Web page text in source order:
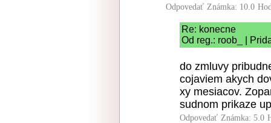
Odpovedať Známka: 10.0
Re: konecne
Od reg.: roob_ |
do zmluvy
cojaviem akych
xy mesiacov.
sudnom prikaze
Odpovedať Známka: 5.0